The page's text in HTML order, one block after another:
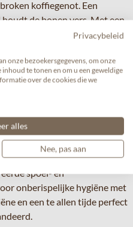
koffiegenot. Een
de bonen vers. Met een
van voren
een hoge mate van
vormen, harmonische lijnen
de E8 een elegante
tot haar recht
als de bereiding van
het onderhoud van de
spoel- en
onberispelijke hygiëne met
en een te allen tijde perfect
Privacybeleid
onze bezoekersgegevens, om onze
te tonen en om u een geweldige
over de cookies die we
alles
Nee, pas aan